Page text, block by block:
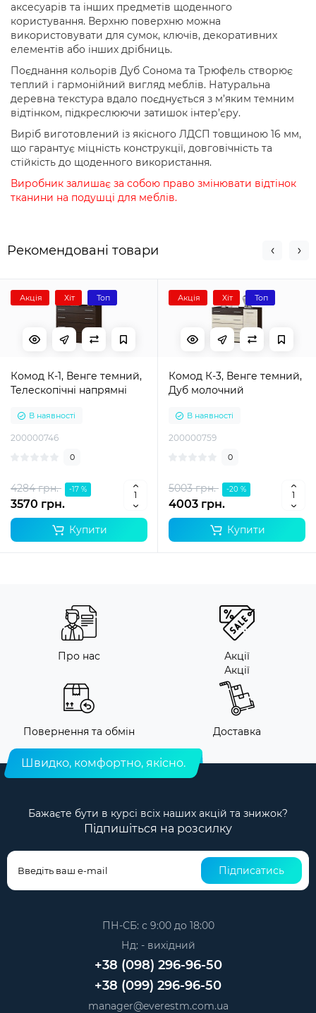
аксесуарів та інших предметів щоденного
користування. Верхню поверхню можна
використовувати для сумок, ключів, декоративних
елементів або інших дрібниць.
Поєднання кольорів Дуб Сонома та Трюфель створює
теплий і гармонійний вигляд меблів. Натуральна
деревна текстура вдало поєднується з м’яким темним
відтінком, підкреслюючи затишок інтер’єру.
Виріб виготовлений із якісного ЛДСП товщиною 16 мм,
що гарантує міцність конструкції, довговічність та
стійкість до щоденного використання.
Виробник залишає за собою право змінювати відтінок
тканини на подушці для меблів.
Рекомендовані товари
Акція Хіт Топ
Комод К-1, Венге темний,
Телескопічні напрямні
В наявності
200000746
0
4284 грн. -17 %
3570 грн.
Купити
Акція Хіт Топ
Комод К-3, Венге темний,
Дуб молочний
В наявності
200000759
0
5003 грн. -20 %
4003 грн.
Купити
Про нас
Акції
Акції
Повернення та обмін Доставка
Швидко, комфортно, якісно.
Бажаєте бути в курсі всіх наших акцій та знижок?
Підпишіться на розсилку
Підписатись
ПН-СБ: с 9:00 до 18:00
Нд: - вихідний
+38 (098) 296-96-50
+38 (099) 296-96-50
manager@everestm.com.ua